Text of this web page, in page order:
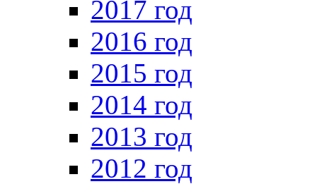
2017 год
2016 год
2015 год
2014 год
2013 год
2012 год